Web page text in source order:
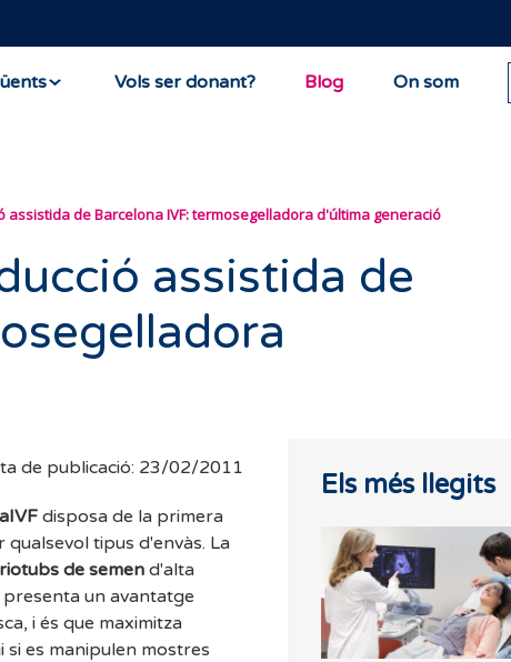
Vols ser donant? Blog On som
assistida de Barcelona IVF: termosegelladora d'última generació
assistida de
de publicació: 23/02/2011
disposa de la primera
tipus d'envàs. La
de semend'alta
un avantatge
i és que maximitza
si es manipulen mostres
Els més llegits